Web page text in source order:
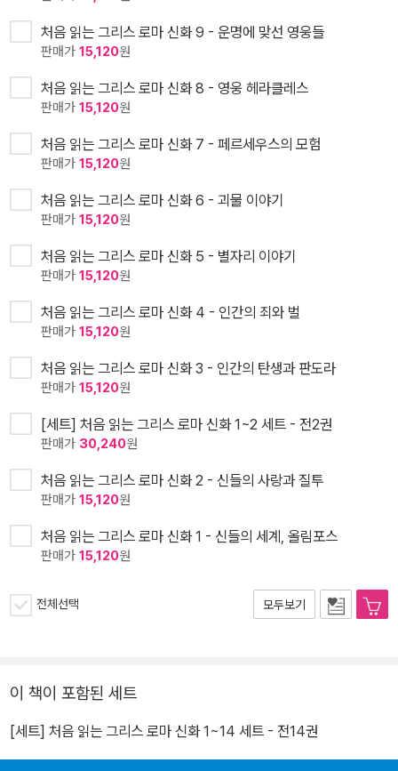
처음 읽는 그리스 로마 신화 9 - 운명에 맞선 영웅들
판매가 15,120원
처음 읽는 그리스 로마 신화 8 - 영웅 헤라클레스
판매가 15,120원
처음 읽는 그리스 로마 신화 7 - 페르세우스의 모험
판매가 15,120원
처음 읽는 그리스 로마 신화 6 - 괴물 이야기
판매가 15,120원
처음 읽는 그리스 로마 신화 5 - 별자리 이야기
판매가 15,120원
처음 읽는 그리스 로마 신화 4 - 인간의 죄와 벌
판매가 15,120원
처음 읽는 그리스 로마 신화 3 - 인간의 탄생과 판도라
판매가 15,120원
[세트] 처음 읽는 그리스 로마 신화 1~2 세트 - 전2권
판매가 30,240원
처음 읽는 그리스 로마 신화 2 - 신들의 사랑과 질투
판매가 15,120원
처음 읽는 그리스 로마 신화 1 - 신들의 세계, 올림포스
판매가 15,120원
전체선택 모두보기
이 책이 포함된 세트
[세트] 처음 읽는 그리스 로마 신화 1~14 세트 - 전14권